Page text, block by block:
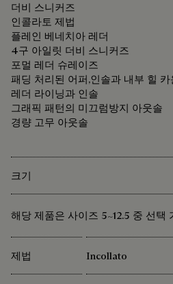
더비 스니커즈
인콜라토 제법
플레인 베네치아 레더
4구 아일릿 더비 스니커즈
포멀 레더 슈레이즈
패딩 처리된 어퍼,인솔과 내부 힐 카
레더 라이닝과 인솔
그래픽 패턴의 미끄럼방지 아웃솔
경량 고무 아웃솔
크기
해당 제품은 사이즈 5~12.5 중 선택
제법 Incollato